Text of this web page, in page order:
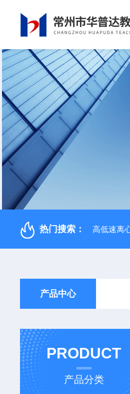
热门搜索： 高低速离
产品中心
PRODUCT
产品分类